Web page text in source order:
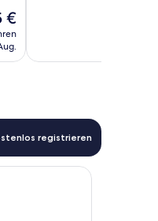
€
registrieren